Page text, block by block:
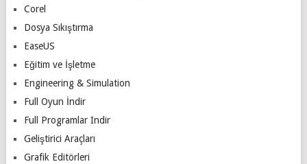
Corel
Dosya Sıkıştırma
EaseUS
Eğitim ve İşletme
Engineering & Simulation
Full Oyun İndir
Full Programlar Indir
Geliştirici Araçları
Grafik Editörleri